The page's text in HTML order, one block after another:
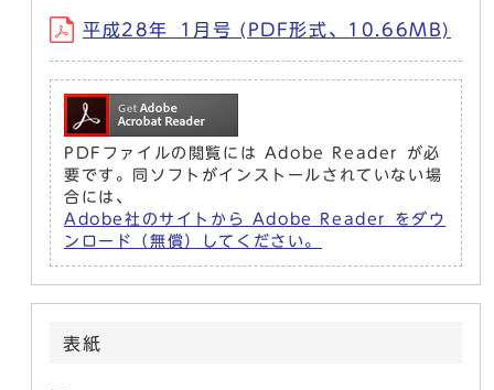
平成28年_1月号 (PDF形式、10.66MB)
PDFファイルの閲覧には Adobe Reader が必
要です。同ソフトがインストールされていない場
合には、
Adobe社のサイトから Adobe Reader をダウ
ンロード（無償）してください。
表紙